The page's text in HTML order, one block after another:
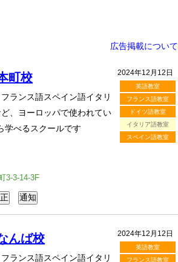
広告掲載について
2024年12月12日
英語教室
フランス語教室
ドイツ語教室
イタリア語教室
スペイン語教室
町校
ランス語スペイン語イタリ
、ヨーロッパで使われてい
学べるスクールです
3-3-14-3F
2024年12月12日
英語教室
フランス語教室
んば校
ランス語スペイン語イタリ